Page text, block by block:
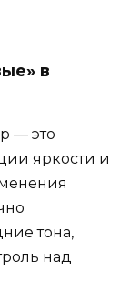
в
— это
яркости и
тона,
над